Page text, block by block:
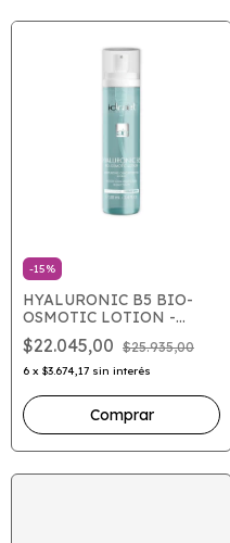
-15%
HYALURONIC B5 BIO-
OSMOTIC LOTION -
Locion OsmoProtectora
$22.045,00 $25.935,00
6 x $3.674,17 sin interés